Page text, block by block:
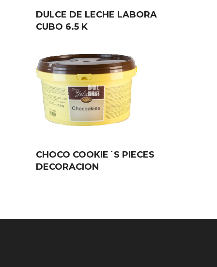
DULCE DE LECHE LABORA
CUBO 6.5 K
CHOCO COOKIE´S PIECES
DECORACION